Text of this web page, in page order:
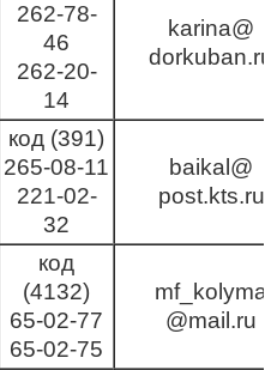
262-78-
46
262-20-
14
karina@
dorkuban.ru
код (391)
265-08-11
221-02-
32
baikal@
post.kts.ru
код
(4132)
65-02-77
65-02-75
mf_kolyma
@mail.ru